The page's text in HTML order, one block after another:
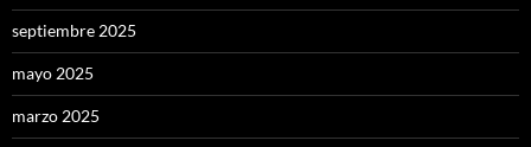
septiembre 2025
mayo 2025
marzo 2025